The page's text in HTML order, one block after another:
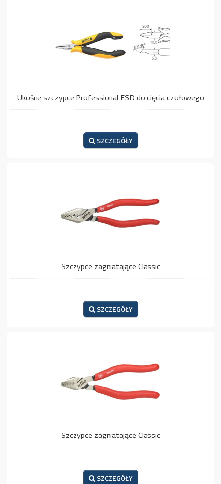
Ukośne szczypce Professional ESD do cięcia czołowego
SZCZEGÓŁY
Szczypce zagniatające Classic
SZCZEGÓŁY
Szczypce zagniatające Classic
SZCZEGÓŁY